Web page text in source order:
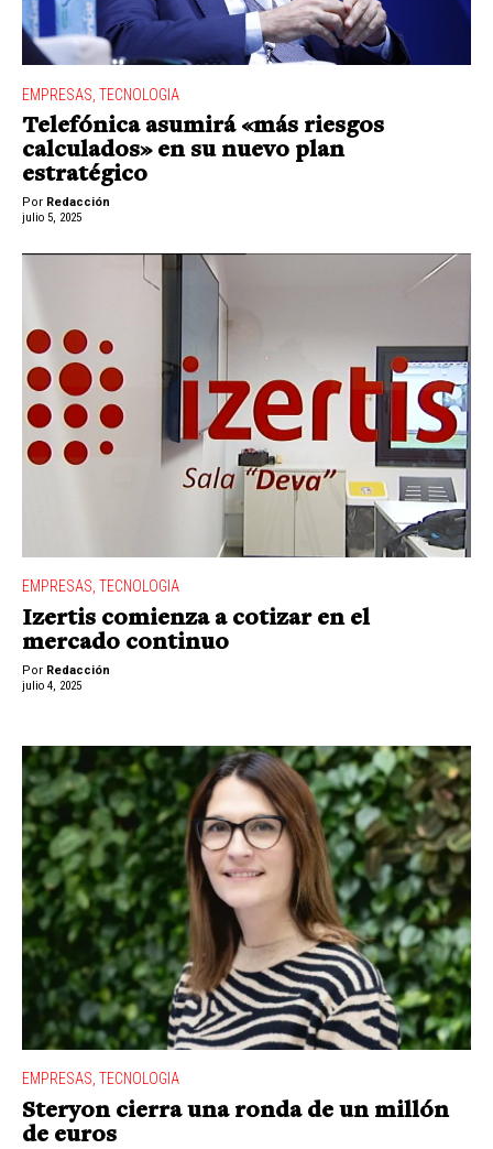
EMPRESAS TECNOLOGIA
Telefónica asumirá «más riesgos
calculados» en su nuevo plan
estratégico
Por Redacción
julio 5, 2025
EMPRESAS, TECNOLOGIA
Izertis comienza a cotizar en el
mercado continuo
Por Redacción
julio 4, 2025
EMPRESAS, TECNOLOGIA
Steryon cierra una ronda de un millón
de euros